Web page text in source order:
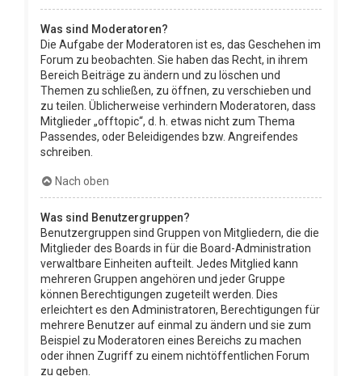
Was sind Moderatoren?
Die Aufgabe der Moderatoren ist es, das Geschehen im
Forum zu beobachten. Sie haben das Recht, in ihrem
Bereich Beiträge zu ändern und zu löschen und
Themen zu schließen, zu öffnen, zu verschieben und
zu teilen. Üblicherweise verhindern Moderatoren, dass
Mitglieder „offtopic“, d. h. etwas nicht zum Thema
Passendes, oder Beleidigendes bzw. Angreifendes
schreiben.
Nach oben
Was sind Benutzergruppen?
Benutzergruppen sind Gruppen von Mitgliedern, die die
Mitglieder des Boards in für die Board-Administration
verwaltbare Einheiten aufteilt. Jedes Mitglied kann
mehreren Gruppen angehören und jeder Gruppe
können Berechtigungen zugeteilt werden. Dies
erleichtert es den Administratoren, Berechtigungen für
mehrere Benutzer auf einmal zu ändern und sie zum
Beispiel zu Moderatoren eines Bereichs zu machen
oder ihnen Zugriff zu einem nichtöffentlichen Forum
zu geben.